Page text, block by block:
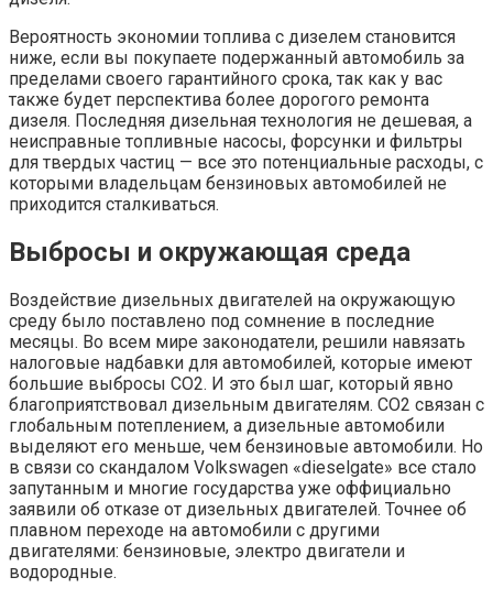
Вероятность экономии топлива с дизелем становится
ниже, если вы покупаете подержанный автомобиль за
пределами своего гарантийного срока, так как у вас
также будет перспектива более дорогого ремонта
дизеля. Последняя дизельная технология не дешевая, а
неисправные топливные насосы, форсунки и фильтры
для твердых частиц — все это потенциальные расходы, с
которыми владельцам бензиновых автомобилей не
приходится сталкиваться.
Выбросы и окружающая среда
Воздействие дизельных двигателей на окружающую
среду было поставлено под сомнение в последние
месяцы. Во всем мире законодатели, решили навязать
налоговые надбавки для автомобилей, которые имеют
большие выбросы CO2. И это был шаг, который явно
благоприятствовал дизельным двигателям. CO2 связан с
глобальным потеплением, а дизельные автомобили
выделяют его меньше, чем бензиновые автомобили. Но
в связи со скандалом Volkswagen «dieselgate» все стало
запутанным и многие государства уже оффициально
заявили об отказе от дизельных двигателей. Точнее об
плавном переходе на автомобили с другими
двигателями: бензиновые, электро двигатели и
водородные.